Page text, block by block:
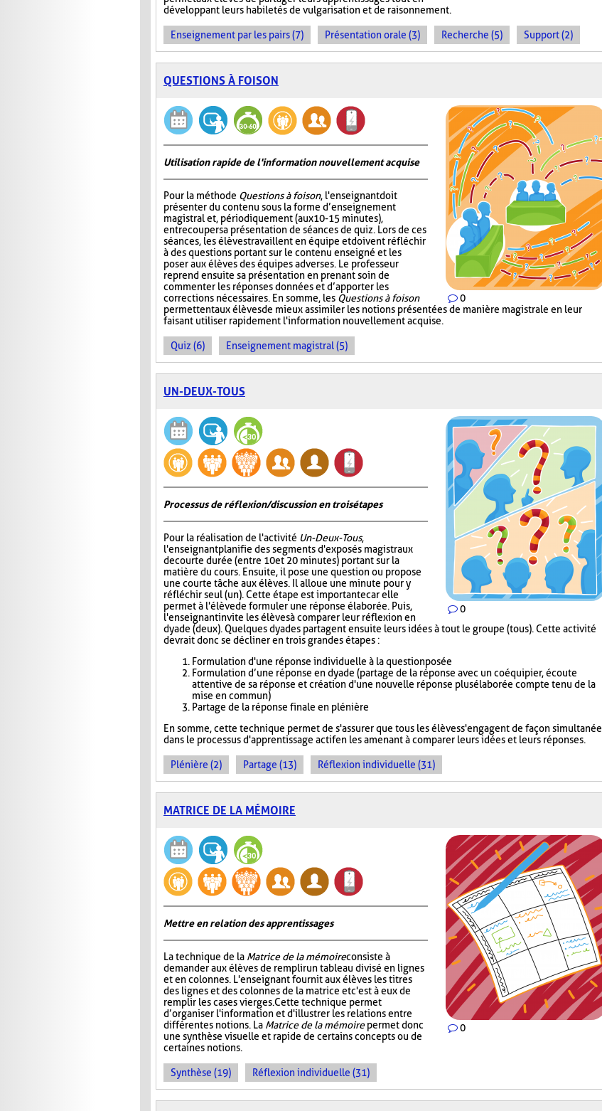
développant leurs habiletés de vulgarisation et de raisonnement.
Enseignement par les pairs (7) Présentation orale (3) Recherche (5) Support (2)
QUESTIONS À FOISON
0
Utilisation rapide de l'information nouvellement acquise
Pour la méthode Questions à foison, l'enseignant doit
présenter du contenu sous la forme d’enseignement
magistral et, périodiquement (aux 10-15 minutes),
entrecouper sa présentation de séances de quiz. Lors de ces
séances, les élèves travaillent en équipe et doivent réfléchir
à des questions portant sur le contenu enseigné et les
poser aux élèves des équipes adverses. Le professeur
reprend ensuite sa présentation en prenant soin de
commenter les réponses données et d’apporter les
corrections nécessaires. En somme, les Questions à foison
permettent aux élèves de mieux assimiler les notions présentées de manière magistrale en leur
faisant utiliser rapidement l'information nouvellement acquise.
Quiz (6) Enseignement magistral (5)
UN-DEUX-TOUS
0
Processus de réflexion/discussion en trois étapes
Pour la réalisation de l'activité Un-Deux-Tous,
l'enseignant planifie des segments d'exposés magistraux
de courte durée (entre 10 et 20 minutes) portant sur la
matière du cours. Ensuite, il pose une question ou propose
une courte tâche aux élèves. Il alloue une minute pour y
réfléchir seul (un). Cette étape est importante car elle
permet à l'élève de formuler une réponse élaborée. Puis,
l'enseignant invite les élèves à comparer leur réflexion en
dyade (deux). Quelques dyades partagent ensuite leurs idées à tout le groupe (tous). Cette activité
devrait donc se décliner en trois grandes étapes :
Formulation d'une réponse individuelle à la question posée
Formulation d’une réponse en dyade (partage de la réponse avec un coéquipier, écoute
attentive de sa réponse et création d'une nouvelle réponse plus élaborée compte tenu de la
mise en commun)
Partage de la réponse finale en plénière
En somme, cette technique permet de s'assurer que tous les élèves s'engagent de façon simultanée
dans le processus d'apprentissage actif en les amenant à comparer leurs idées et leurs réponses.
Plénière (2) Partage (13) Réflexion individuelle (31)
MATRICE DE LA MÉMOIRE
0
Mettre en relation des apprentissages
La technique de la Matrice de la mémoireconsiste à
demander aux élèves de remplir un tableau divisé en lignes
et en colonnes. L'enseignant fournit aux élèves les titres
des lignes et des colonnes de la matrice et c'est à eux de
remplir les cases vierges. Cette technique permet
d’organiser l'information et d'illustrer les relations entre
différentes notions. La Matrice de la mémoirepermet donc
une synthèse visuelle et rapide de certains concepts ou de
certaines notions.
Synthèse (19) Réflexion individuelle (31)